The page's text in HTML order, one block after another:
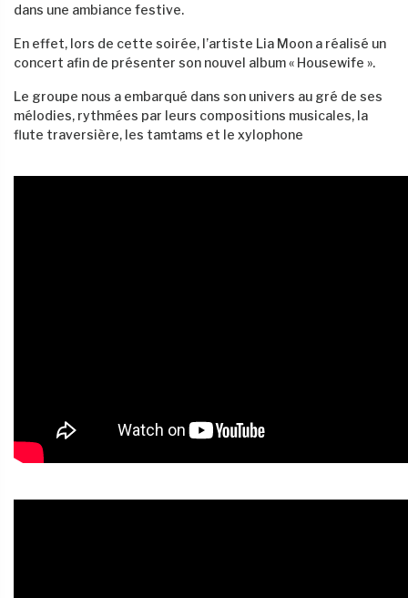
dans une ambiance festive.
En effet, lors de cette soirée, l’artiste Lia Moon a réalisé un
concert afin de présenter son nouvel album « Housewife ».
Le groupe nous a embarqué dans son univers au gré de ses
mélodies, rythmées par leurs compositions musicales, la
flute traversière, les tamtams et le xylophone